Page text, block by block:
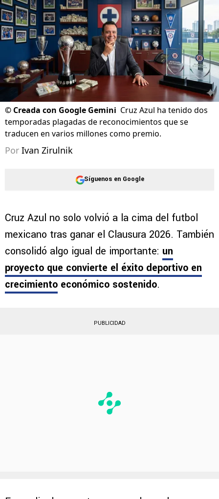
© Creada con Google Gemini Cruz Azul ha tenido dos
temporadas plagadas de reconocimientos que se
traducen en varios millones como premio.
Por Ivan Zirulnik
Síguenos en Google
Cruz Azul no solo volvió a la cima del futbol
mexicano tras ganar el Clausura 2026. También
consolidó algo igual de importante: un
proyecto que convierte el éxito deportivo en
crecimiento económico sostenido.
PUBLICIDAD